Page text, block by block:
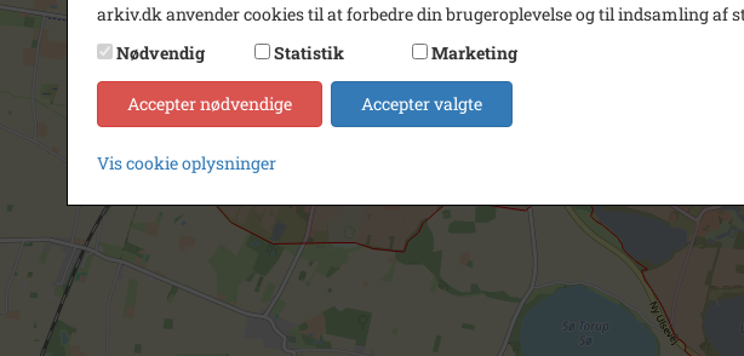
arkiv.dk anvender cookies til at forbedre din brugeroplevelse og til indsamling af
Nødvendig
Statistik Marketing
Accepter nødvendige Accepter valgte
Vis cookie oplysninger